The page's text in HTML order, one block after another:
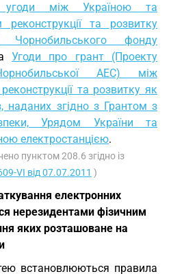
угоди між Україною та
та розвитку
Чорнобильського фонду
Угоди про грант (Проекту
АЕС) між
та розвитку як
наданих згідно з Грантом з
Урядом України та
електростанцією.
пунктом 208.6 згідно із
VI від 07.07.2011 )
електронних
нерезидентами фізичним
яких розташоване на
встановлюються правила